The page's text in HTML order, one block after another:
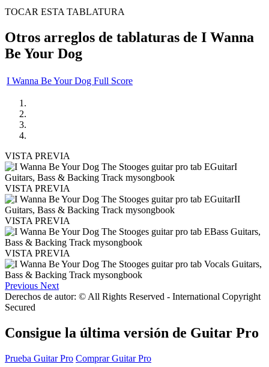
TOCAR ESTA TABLATURA
Otros arreglos de tablaturas de I Wanna
Be Your Dog
I Wanna Be Your Dog Full Score
VISTA PREVIA
VISTA PREVIA
VISTA PREVIA
VISTA PREVIA
Previous Next
Derechos de autor: © All Rights Reserved - International Copyright
Secured
Consigue la última versión de Guitar Pro
Prueba Guitar Pro Comprar Guitar Pro